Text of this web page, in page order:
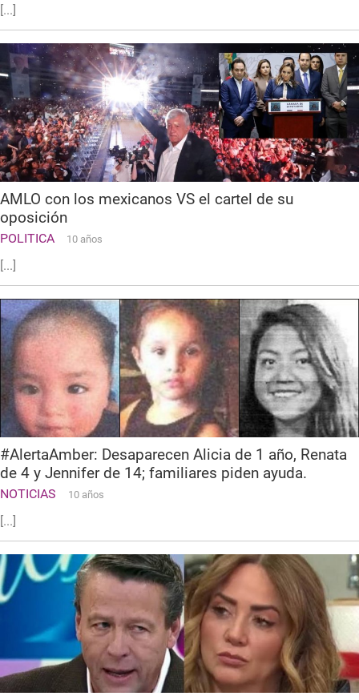
[...]
AMLO con los mexicanos VS el cartel de su
oposición
POLITICA 10 años
[...]
#AlertaAmber: Desaparecen Alicia de 1 año, Renata
de 4 y Jennifer de 14; familiares piden ayuda.
NOTICIAS 10 años
[...]